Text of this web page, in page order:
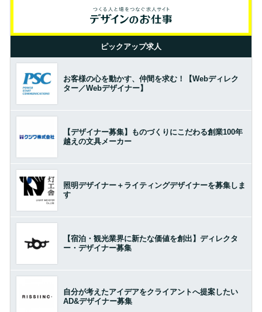
ピックアップ求人
お客様の心を動かす、仲間を求む！【Webディレク
ター／Webデザイナー】
【デザイナー募集】ものづくりにこだわる創業100年
越えの文具メーカー
照明デザイナー＋ライティングデザイナーを募集しま
す
【宿泊・観光業界に新たな価値を創出】ディレクタ
ー・デザイナー募集
自分が考えたアイデアをクライアントへ提案したい
AD&デザイナー募集